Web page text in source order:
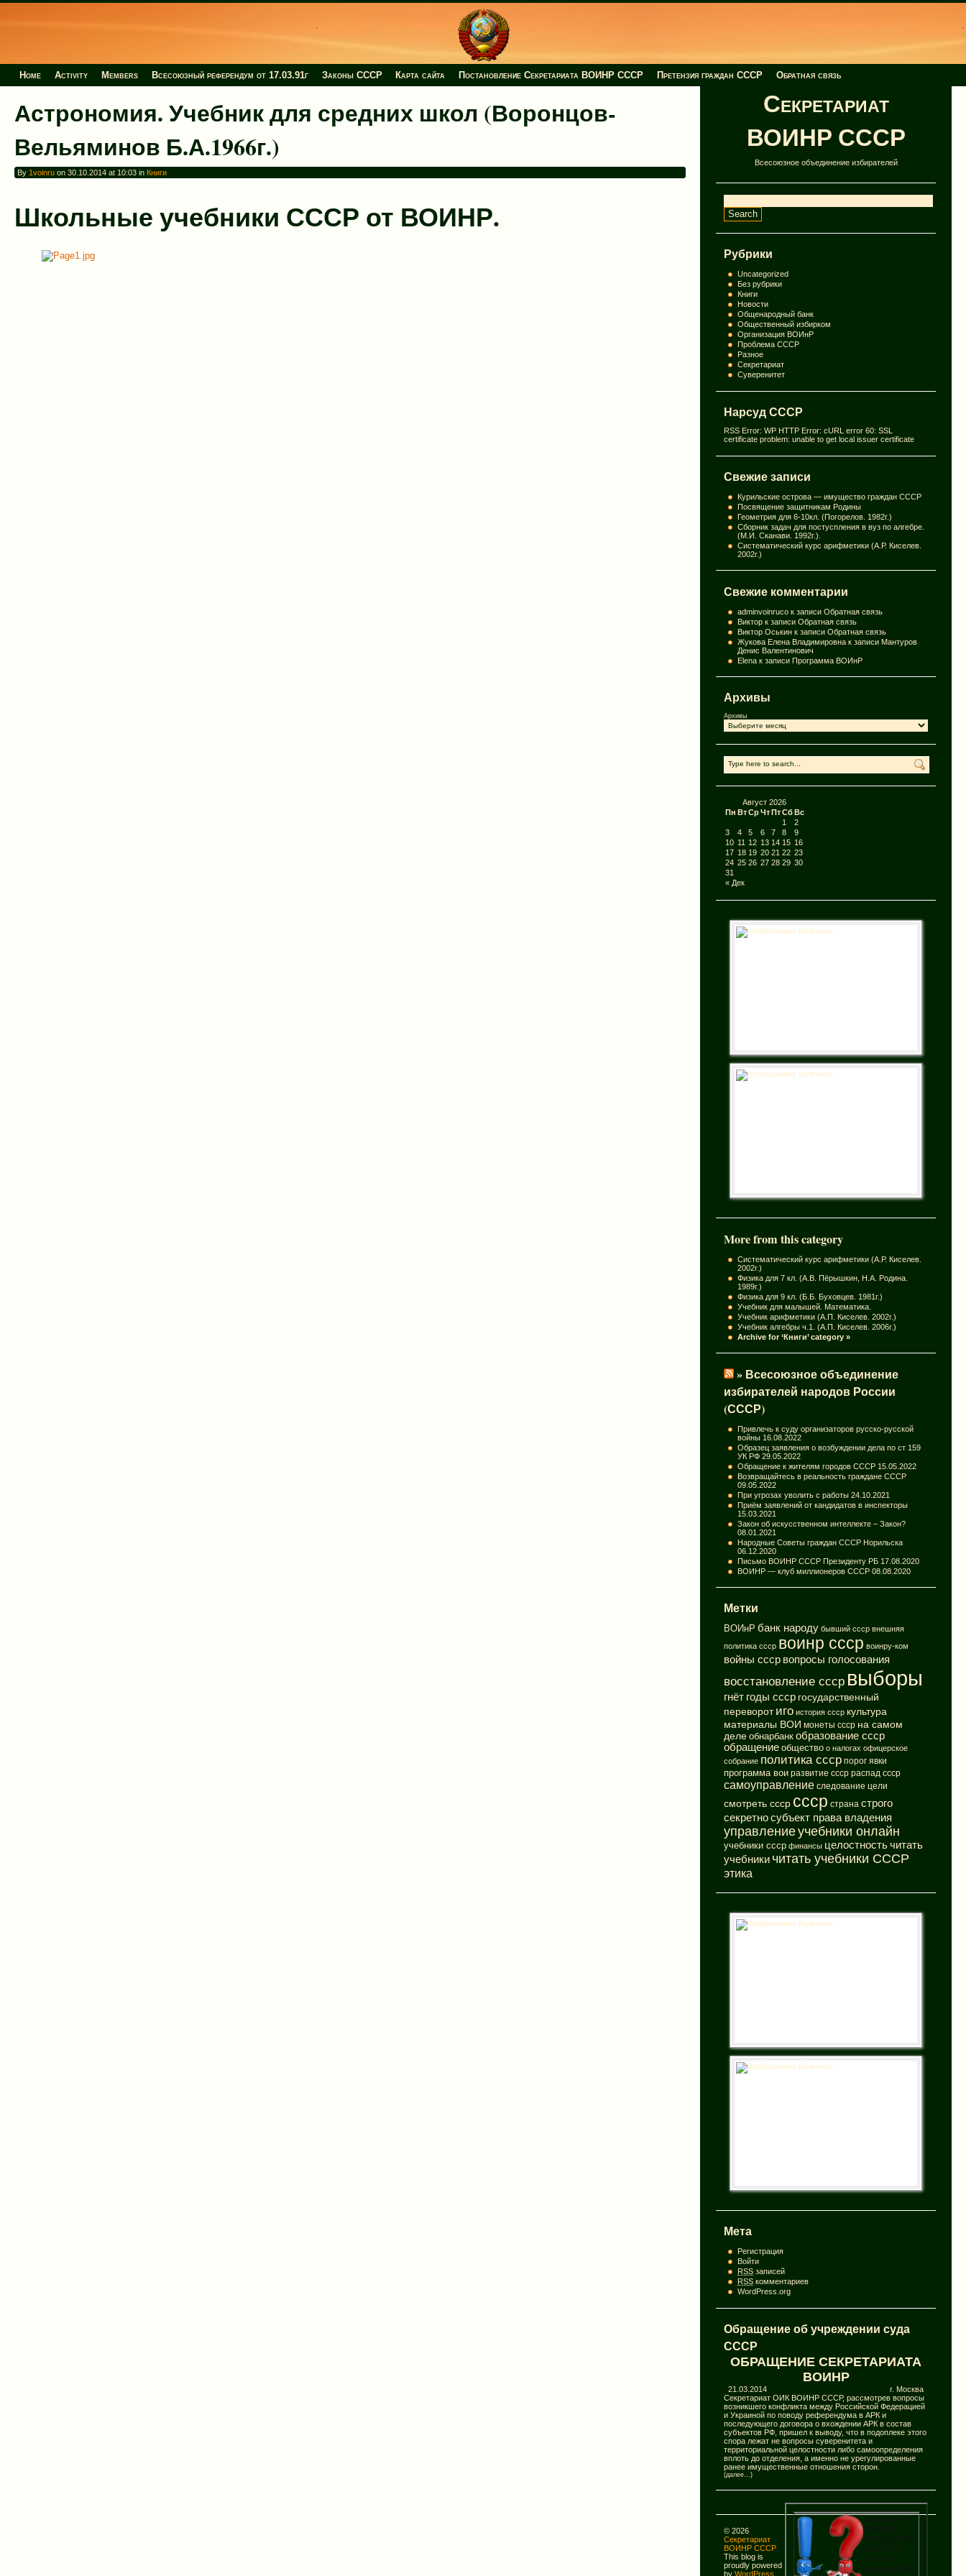
Home Activity Members Всесоюзный референдум от 17.03.91г Законы СССР Карта сайта Постановление Секретариата ВОИНР СССР Претензия граждан СССР Обратная связь
Секретариат
ВОИНР СССР
Всесоюзное объединение избирателей
Рубрики
Uncategorized
Без рубрики
Книги
Новости
Общенародный банк
Общественный избирком
Организация ВОИнР
Проблема СССР
Разное
Секретариат
Суверенитет
Нарсуд СССР
RSS Error: WP HTTP Error: cURL error 60: SSL
certificate problem: unable to get local issuer certificate
Свежие записи
Курильские острова — имущество граждан СССР
Посвящение защитникам Родины
Геометрия для 6-10кл. (Погорелов. 1982г.)
Сборник задач для постуспления в вуз по алгебре.
(М.И. Сканави. 1992г.).
Систематический курс арифметики (А.Р. Киселев.
2002г.)
Свежие комментарии
adminvoinruco к записиОбратная связь
Виктор к записиОбратная связь
Виктор Оськин к записиОбратная связь
Жукова Елена Владимировна к записиМантуров
Денис Валентинович
Elena к записиПрограмма ВОИнР
Архивы
Архивы
Август 2026
Пн ВтСрЧтПтСбВс
« Дек
1
2
3
4 5 6 7 8
9
10 11 12 13 14 15 16
17 18 19 20 21 22 23
24 25 26 27 28 29 30
31
More from this category
Систематический курс арифметики (А.Р. Киселев.
2002г.)
Физика для 7 кл. (А.В. Пёрышкин, Н.А. Родина.
1989г.)
Физика для 9 кл. (Б.Б. Буховцев. 1981г.)
Учебник для малышей. Математика.
Учебник арифметики (А.П. Киселев. 2002г.)
Учебник алгебры ч.1. (А.П. Киселев. 2006г.)
Archive for ‘Книги’ category »
» Всесоюзное объединение
избирателей народов России
(СССР)
Привлечь к суду организаторов русско-русской
войны 16.08.2022
Образец заявления о возбуждении дела по ст 159
УК РФ 29.05.2022
Обращение к жителям городов СССР 15.05.2022
Возвращайтесь в реальность граждане СССР
09.05.2022
При угрозах уволить с работы 24.10.2021
Приём заявлений от кандидатов в инспекторы
15.03.2021
Закон об искусственном интеллекте – Закон?
08.01.2021
Народные Советы граждан СССР Норильска
06.12.2020
Письмо ВОИНР СССР Президенту РБ 17.08.2020
ВОИНР — клуб миллионеров СССР 08.08.2020
Метки
ВОИнР банк народу бывший ссср внешняя
политика ссср воинр ссср воинру-ком
войны ссср вопросы голосования
восстановление ссср выборы
гнёт годы ссср государственный
переворот иго история ссср культура
материалы ВОИ монеты ссср на самом
деле обнарбанк образование ссср
обращение общество о налогах офицерское
собрание политика ссср порог явки
программа вои развитие ссср распад ссср
самоуправление следование цели
смотреть ссср ссср страна строго
секретно субъект права владения
управлениеучебники онлайн
учебники ссср финансы целостность читать
учебники читать учебники СССР
этика
Мета
Регистрация
Войти
RSS записей
RSS комментариев
WordPress.org
Обращение об учреждении суда
СССР
ОБРАЩЕНИЕ СЕКРЕТАРИАТА
ВОИНР
21.03.2014 г. Москва
Секретариат ОИК ВОИНР СССР, рассмотрев вопросы
возникшего конфликта между Российской Федерацией
и Украиной по поводу референдума в АРК и
последующего договора о вхождении АРК в состав
субъектов РФ, пришел к выводу, что в подоплеке этого
спора лежат не вопросы суверенитета и
территориальной целостности либо самоопределения
вплоть до отделения, а именно не урегулированные
ранее имущественные отношения сторон.
(далее…)
Договорная
© 2026
Секретариат
ВОИНР СССР
This blog is
proudly powered
by WordPress
Астрономия. Учебник для средних школ (Воронцов-
Вельяминов Б.А.1966г.)
By 1voinruon 30.10.2014 at 10:03 in Книги
Школьные учебники СССР от ВОИНР.